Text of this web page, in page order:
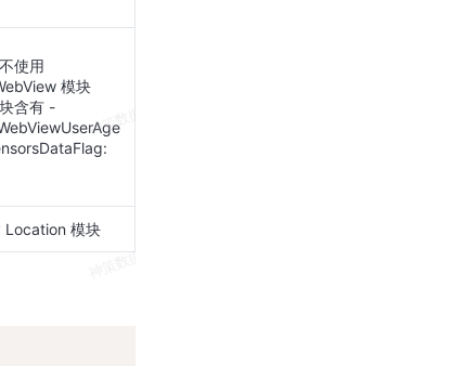
使用
模块
含有 -
Location 模块